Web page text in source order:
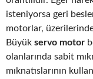
isteniyorsa geri
motorlar, üzerilerinde
Büyük servo motor
olanlarında sabit
mıknatıslarının